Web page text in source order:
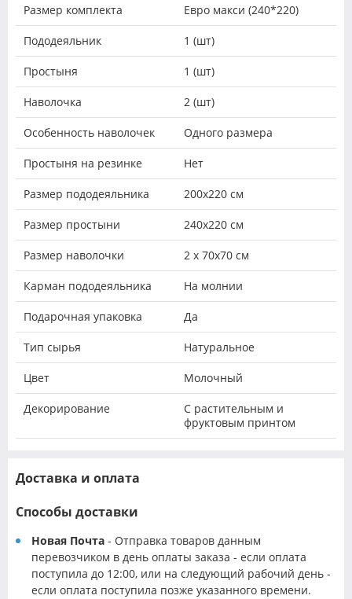
Размер комплекта Евро макси (240*220)
Пододеяльник 1 (шт)
Простыня 1 (шт)
Наволочка 2 (шт)
Особенность наволочек Одного размера
Простыня на резинке Нет
Размер пододеяльника 200х220 см
Размер простыни 240х220 см
Размер наволочки 2 х 70х70 см
Карман пододеяльника На молнии
Подарочная упаковка Да
Тип сырья Натуральное
Цвет Молочный
Декорирование
С растительным и
фруктовым принтом
Доставка и оплата
Способы доставки
Новая Почта - Отправка товаров данным
перевозчиком в день оплаты заказа - если оплата
поступила до 12:00, или на следующий рабочий день -
если оплата поступила позже указанного времени.